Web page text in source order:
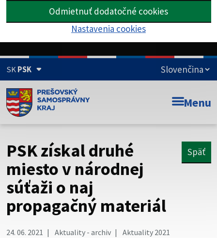
Odmietnuť dodatočné cookies
Nastavenia cookies
SKPSK
Doména psk.sk je oficiálna
Toto je oficiálna webová stránka Prešovského
Táto stránka je zabezpečená
Buďte pozorní a vždy sa uistite, že zdieľate informácie iba
cez zabezpečenú webovú stránku. Zabezpečená stránka
vždy začína https:// pred názvom domény webového sídla.
Menu
PSK získal druhé
miesto v národnej
súťaži o naj
propagačný materiál
Späť
24. 06. 2021 Aktuality - archiv Aktuality 2021